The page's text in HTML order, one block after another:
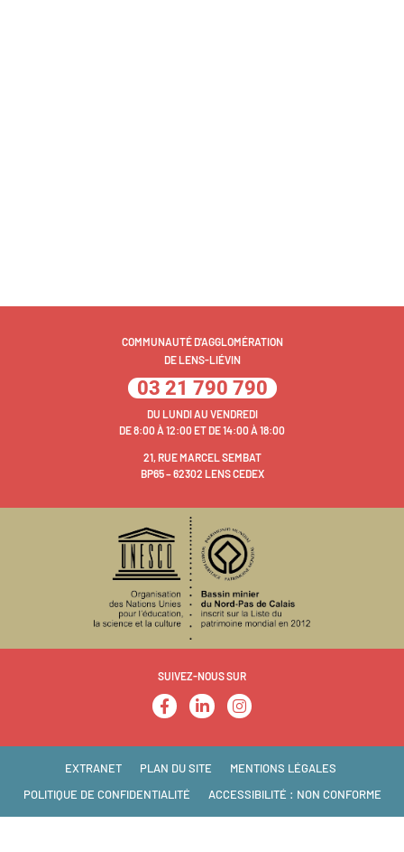
COMMUNAUTÉ D'AGGLOMÉRATION
DE LENS-LIÉVIN
03 21 790 790
DU LUNDI AU VENDREDI
DE 8:00 À 12:00 ET DE 14:00 À 18:00
21, RUE MARCEL SEMBAT
BP65 – 62302 LENS CEDEX
SUIVEZ-NOUS SUR
EXTRANET PLAN DU SITE
MENTIONS LÉGALES
POLITIQUE DE CONFIDENTIALITÉ
ACCESSIBILITÉ : NON CONFORME